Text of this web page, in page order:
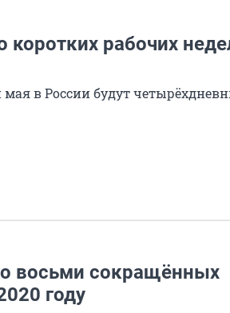
коротких рабочих
мая в России будут
о восьми сокращённых
году